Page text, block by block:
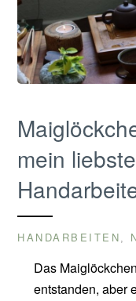
mein
HANDARBEITEN ,
Das
entstanden, aber